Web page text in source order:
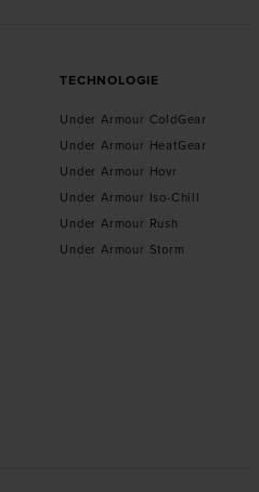
TECHNOLOGIE
Under Armour ColdGear
Under Armour HeatGear
Under Armour Hovr
Under Armour Iso-Chill
Under Armour Rush
Under Armour Storm